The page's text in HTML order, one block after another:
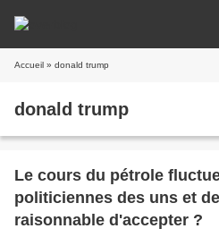
Accueil » donald trump
donald trump
Le cours du pétrole
politiciennes des uns et
raisonnable d'accepter ?